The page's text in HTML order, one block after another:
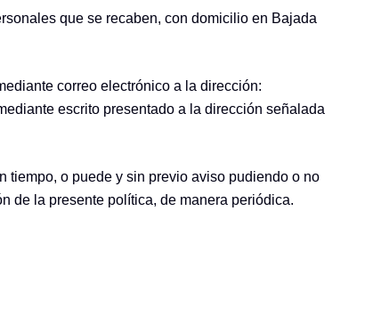
que se recaben, con domicilio en Bajada
correo electrónico a la dirección:
escrito presentado a la dirección señalada
tiempo, o puede y sin previo aviso pudiendo o no
de la presente política, de manera periódica.